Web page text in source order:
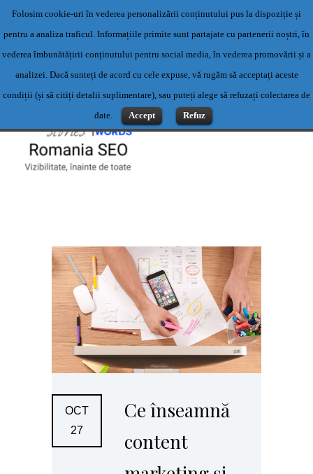
Servicii profesionale de content writing- Servicii content writing-
Scriere articole
Contact: 0769500983 sau office@romaniaseo.com
OCT
27
Ce înseamnă
content
Folosim cookie-uri în vederea personalizării conținutului pus la dispoziție și
pentru a analiza traficul. Informațiile primite sunt partajate cu partenerii noștri, în
vederea îmbunătățirii conținutului pentru social media, în vederea promovării și a
analizei. Dacă sunteți de acord cu cele expuse, vă rugăm să acceptați aceste
condiții (și să citiți detalii suplimentare), sau puteți alege să refuzați colectarea de
date.
Accept Refuz